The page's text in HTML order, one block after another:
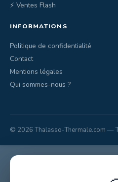
⚡ Ventes Flash
INFORMATIONS
Politique de confidentialité
Contact
Mentions légales
Qui sommes-nous ?
© 2026 Thalasso-Thermale.com —